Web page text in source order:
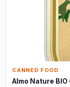
CANNED FOOD
Almo Nature